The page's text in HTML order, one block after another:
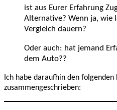
ist aus Eurer Erfahrung
Alternative? Wenn ja, wie
Vergleich dauern?
Oder auch: hat jemand
dem Auto??
Ich habe daraufhin den folgenden
zusammengeschrieben: